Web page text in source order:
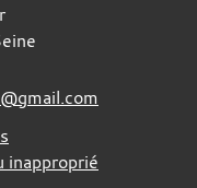
inapproprié